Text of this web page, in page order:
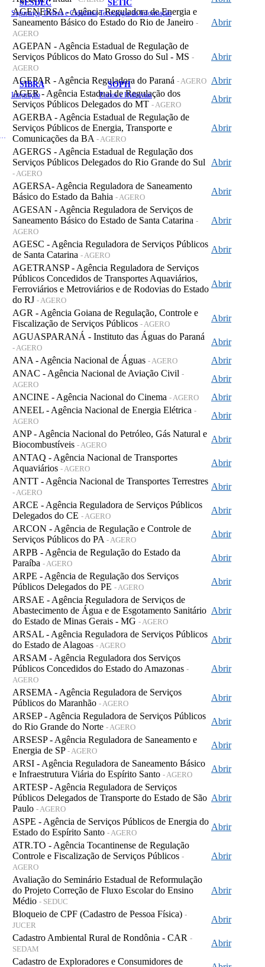
SESDEC
Segurança, Defesa e Cidadania
SETIC
Tecnologia da Informação
SIBRA
Integração
SOPH
Portos e Hidrovias
AGENERSA - Agência Reguladora de Energia e
Saneamento Básico do Estado do Rio de Janeiro -
AGERO
Abrir
AGEPAN - Agência Estadual de Regulação de
Serviços Públicos do Mato Grosso do Sul - MS -
AGERO
Abrir
AGEPAR - Agência Reguladora do Paraná - AGERO Abrir
AGER - Agência Estadual de Regulação dos
Serviços Públicos Delegados do MT - AGERO
Abrir
AGERBA - Agência Estadual de Regulação de
Serviços Públicos de Energia, Transporte e
Comunicações da BA - AGERO
Abrir
AGERGS - Agência Estadual de Regulação dos
Serviços Públicos Delegados do Rio Grande do Sul
- AGERO
Abrir
AGERSA- Agência Reguladora de Saneamento
Básico do Estado da Bahia - AGERO
Abrir
AGESAN - Agência Reguladora de Serviços de
Saneamento Básico do Estado de Santa Catarina -
AGERO
Abrir
AGESC - Agência Reguladora de Serviços Públicos
de Santa Catarina - AGERO
Abrir
AGETRANSP - Agência Reguladora de Serviços
Públicos Concedidos de Transportes Aquaviários,
Ferroviários e Metroviários e de Rodovias do Estado
do RJ - AGERO
Abrir
AGR - Agência Goiana de Regulação, Controle e
Fiscalização de Serviços Públicos - AGERO
Abrir
AGUASPARANÁ - Instituto das Águas do Paraná
- AGERO
Abrir
ANA - Agência Nacional de Águas - AGERO
Abrir
ANAC - Agência Nacional de Aviação Civil -
AGERO
Abrir
ANCINE - Agência Nacional do Cinema - AGERO
Abrir
ANEEL - Agência Nacional de Energia Elétrica -
AGERO
Abrir
ANP - Agência Nacional do Petróleo, Gás Natural e
Biocombustíveis - AGERO
Abrir
ANTAQ - Agência Nacional de Transportes
Aquaviários - AGERO
Abrir
ANTT - Agência Nacional de Transportes Terrestres
- AGERO
Abrir
ARCE - Agência Reguladora de Serviços Públicos
Delegados do CE - AGERO
Abrir
ARCON - Agência de Regulação e Controle de
Serviços Públicos do PA - AGERO
Abrir
ARPB - Agência de Regulação do Estado da
Paraíba - AGERO
Abrir
ARPE - Agência de Regulação dos Serviços
Públicos Delegados do PE - AGERO
Abrir
ARSAE - Agência Reguladora de Serviços de
Abastecimento de Água e de Esgotamento Sanitário
do Estado de Minas Gerais - MG - AGERO
Abrir
ARSAL - Agência Reguladora de Serviços Públicos
do Estado de Alagoas - AGERO
Abrir
ARSAM - Agência Reguladora dos Serviços
Públicos Concedidos do Estado do Amazonas -
AGERO
Abrir
ARSEMA - Agência Reguladora de Serviços
Públicos do Maranhão - AGERO
Abrir
ARSEP - Agência Reguladora de Serviços Públicos
do Rio Grande do Norte - AGERO
Abrir
ARSESP - Agência Reguladora de Saneamento e
Energia de SP - AGERO
Abrir
ARSI - Agência Reguladora de Saneamento Básico
e Infraestrutura Viária do Espírito Santo - AGERO
Abrir
ARTESP - Agência Reguladora de Serviços
Públicos Delegados de Transporte do Estado de São
Paulo - AGERO
Abrir
ASPE - Agência de Serviços Públicos de Energia do
Estado do Espírito Santo - AGERO
Abrir
ATR.TO - Agência Tocantinense de Regulação
Controle e Fiscalização de Serviços Públicos -
AGERO
Abrir
Avaliação do Seminário Estadual de Reformulação
do Projeto Correção de Fluxo Escolar do Ensino
Médio - SEDUC
Abrir
Bloqueio de CPF (Cadastro de Pessoa Física) -
JUCER
Abrir
Cadastro Ambiental Rural de Rondônia - CAR -
SEDAM
Abrir
Cadastro de Exploradores e Consumidores de